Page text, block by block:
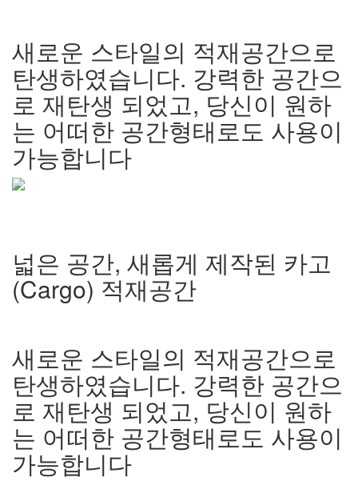
새로운 스타일의 적재공간으로
탄생하였습니다. 강력한 공간으
로 재탄생 되었고, 당신이 원하
는 어떠한 공간형태로도 사용이
가능합니다
넓은 공간, 새롭게 제작된 카고
(Cargo) 적재공간
새로운 스타일의 적재공간으로
탄생하였습니다. 강력한 공간으
로 재탄생 되었고, 당신이 원하
는 어떠한 공간형태로도 사용이
가능합니다